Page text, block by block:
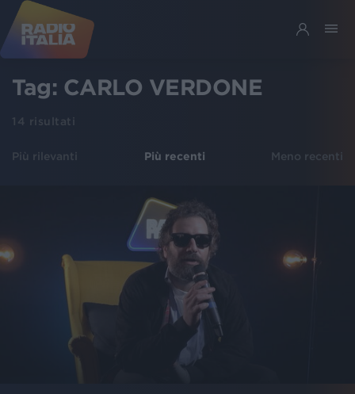
Tag: CARLO VERDONE
14 risultati
Più rilevanti Più recenti Meno recenti